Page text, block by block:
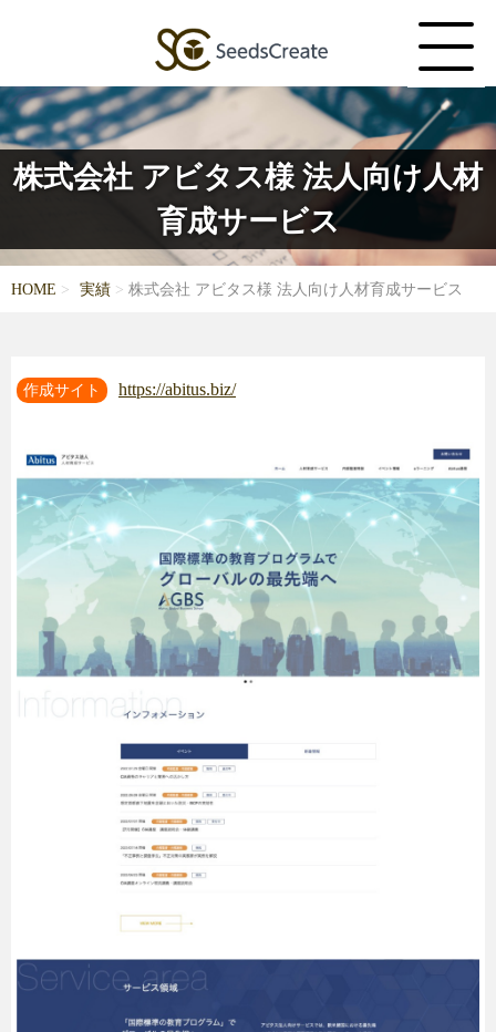
株式会社 アビタス様 法人向け人材
育成サービス
HOME 実績 株式会社 アビタス様 法人向け人材育成サービス
作成サイト https://abitus.biz/